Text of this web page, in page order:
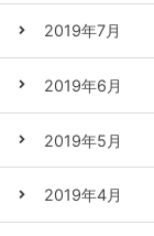
2019年7月
2019年6月
2019年5月
2019年4月